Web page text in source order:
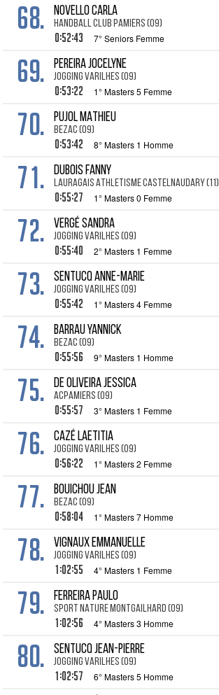
68. NOVELLO Carla
HANDBALL CLUB PAMIERS (09)
0:52:43 7° Seniors Femme
69. PEREIRA Jocelyne
JOGGING VARILHES (09)
0:53:22 1° Masters 5 Femme
70. PUJOL MATHIEU
BEZAC (09)
0:53:42 8° Masters 1 Homme
71. DUBOIS Fanny
LAURAGAIS ATHLETISME CASTELNAUDARY (11)
0:55:27 1° Masters 0 Femme
72. VERGÉ Sandra
JOGGING VARILHES (09)
0:55:40 2° Masters 1 Femme
73. SENTUCQ Anne-marie
JOGGING VARILHES (09)
0:55:42 1° Masters 4 Femme
74. BARRAU Yannick
BEZAC (09)
0:55:56 9° Masters 1 Homme
75. DE OLIVEIRA Jessica
ACPAMIERS (09)
0:55:57 3° Masters 1 Femme
76. CAZÉ Laetitia
JOGGING VARILHES (09)
0:56:22 1° Masters 2 Femme
77. BOUICHOU JEAN
BEZAC (09)
0:58:04 1° Masters 7 Homme
78. VIGNAUX Emmanuelle
JOGGING VARILHES (09)
1:02:55 4° Masters 1 Femme
79. FERREIRA Paulo
SPORT NATURE MONTGAILHARD (09)
1:02:56 4° Masters 3 Homme
80. SENTUCQ Jean-pierre
JOGGING VARILHES (09)
1:02:57 6° Masters 5 Homme